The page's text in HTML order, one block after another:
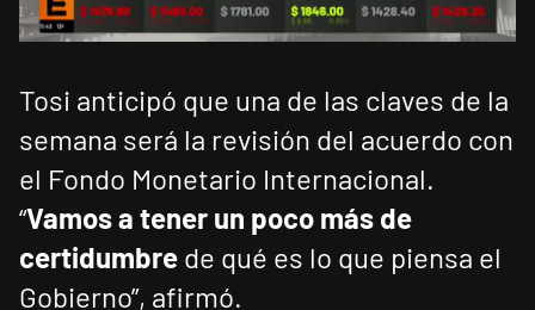
Tosi anticipó que una de las claves de la
semana será la revisión del acuerdo con
el Fondo Monetario Internacional.
“Vamos a tener un poco más de
certidumbre de qué es lo que piensa el
Gobierno”, afirmó.